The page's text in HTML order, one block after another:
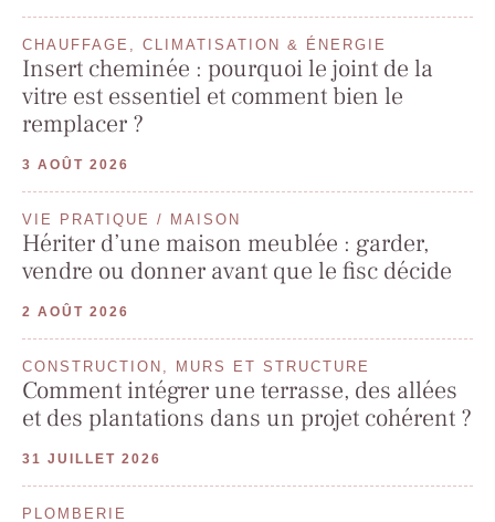
CHAUFFAGE, CLIMATISATION & ÉNERGIE
Insert cheminée : pourquoi le joint de la
vitre est essentiel et comment bien le
remplacer ?
3 AOÛT 2026
VIE PRATIQUE / MAISON
Hériter d’une maison meublée : garder,
vendre ou donner avant que le fisc décide
2 AOÛT 2026
CONSTRUCTION, MURS ET STRUCTURE
Comment intégrer une terrasse, des allées
et des plantations dans un projet cohérent ?
31 JUILLET 2026
PLOMBERIE